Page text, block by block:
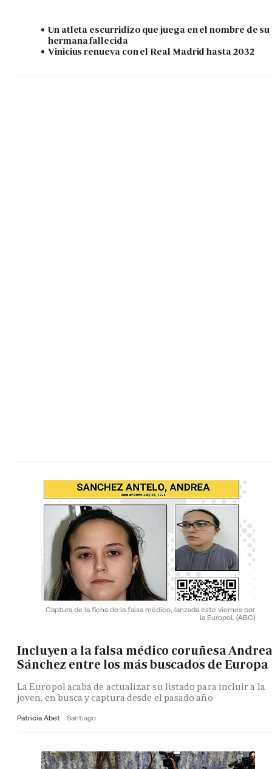
Un atleta escurridizo que juega en el nombre de su
hermana fallecida
Vinicius renueva con el Real Madrid hasta 2032
Captura de la ficha de la falsa médico, lanzada este viernes por
la Europol. (ABC)
Incluyen a la falsa médico coruñesa Andrea
Sánchez entre los más buscados de Europa
La Europol acaba de actualizar su listado para incluir a la
joven, en busca y captura desde el pasado año
Patricia Abet Santiago